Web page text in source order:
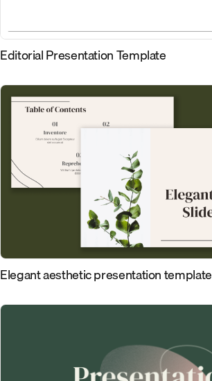
Editorial Presentation Template
Elegant aesthetic presentation template